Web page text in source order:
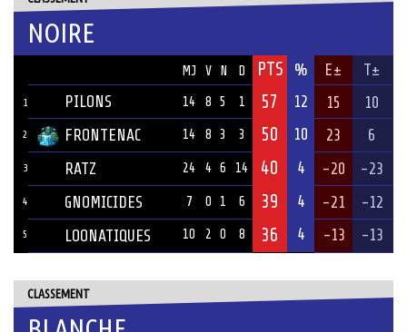
NOIRE
MJ V N D PTS % E± T±
1 PILONS 14 8 5 1 57 12 15 10
2 FRONTENAC 14 8 3 3 50 10 23 6
3 RATZ 24 4 6 14 40 4 -20 -23
4 GNOMICIDES 7 0 1 6 39 4 -21 -12
5 LOONATIQUES 10 2 0 8 36 4 -13 -13
CLASSEMENT